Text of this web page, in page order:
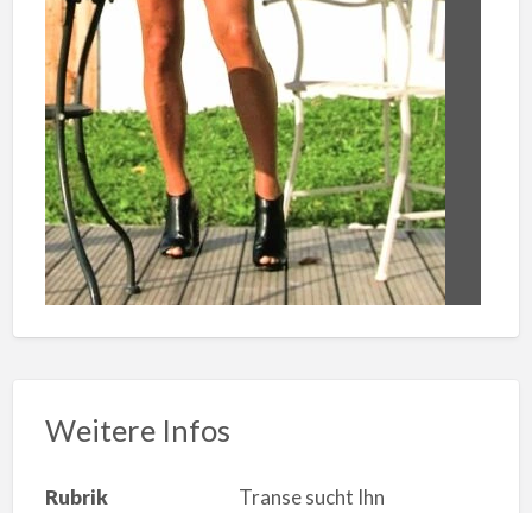
Weitere Infos
Rubrik
Transe sucht Ihn